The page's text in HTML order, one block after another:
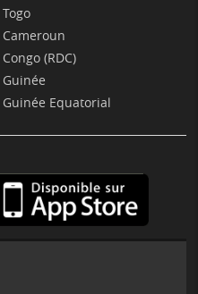
Togo
Cameroun
Congo (RDC)
Guinée
Guinée Equatorial